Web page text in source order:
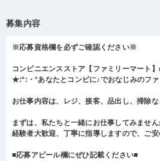
募集内容
※応募資格欄を必ずご確認ください※
コンビニエンスストア【ファミリーマート】
★:*:・°あなたとコンビに♪でおなじみのフ
お仕事内容は、レジ、接客、品出し、掃除な
まずは、私たちと一緒にお仕事してみません
経験者大歓迎、丁寧に指導しますので、ご安
■応募アピール欄にぜひ記載ください■